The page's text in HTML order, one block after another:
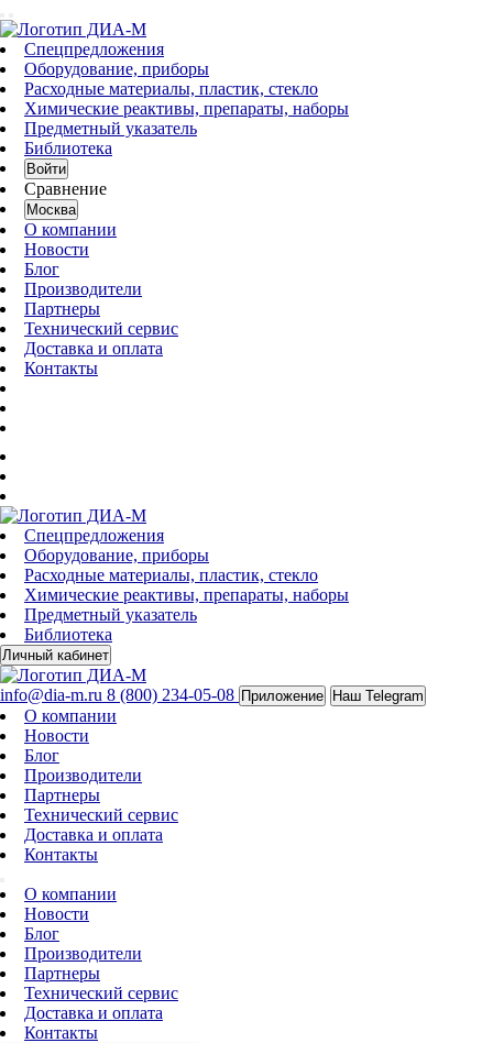
Спецпредложения
Оборудование, приборы
Расходные материалы, пластик, стекло
Химические реактивы, препараты, наборы
Предметный указатель
Библиотека
Войти
Сравнение
Москва
О компании
Новости
Блог
Производители
Партнеры
Технический сервис
Доставка и оплата
Контакты
Спецпредложения
Оборудование, приборы
Расходные материалы, пластик, стекло
Химические реактивы, препараты, наборы
Предметный указатель
Библиотека
Личный кабинет
info@dia-m.ru 8 (800) 234-05-08 Приложение Наш Telegram
О компании
Новости
Блог
Производители
Партнеры
Технический сервис
Доставка и оплата
Контакты
О компании
Новости
Блог
Производители
Партнеры
Технический сервис
Доставка и оплата
Контакты